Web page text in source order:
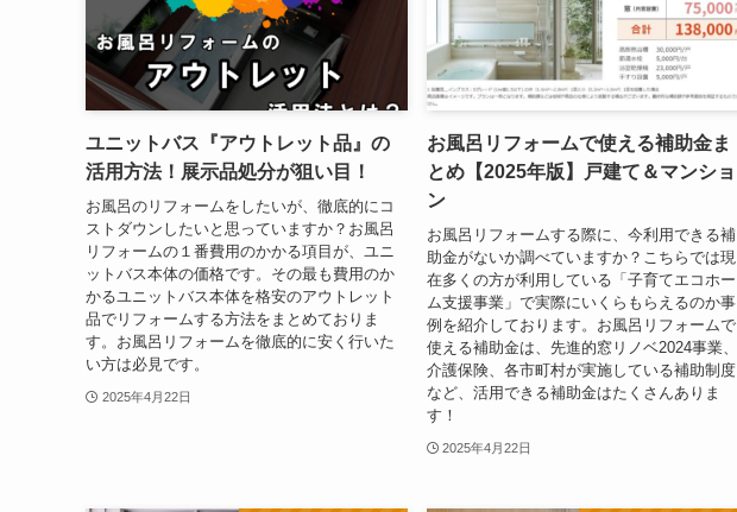
ユニットバス『アウトレット品』の
活用方法！展示品処分が狙い目！
お風呂のリフォームをしたいが、徹底的にコ
ストダウンしたいと思っていますか？お風呂
リフォームの１番費用のかかる項目が、ユニ
ットバス本体の価格です。その最も費用のか
かるユニットバス本体を格安のアウトレット
品でリフォームする方法をまとめておりま
す。お風呂リフォームを徹底的に安く行いた
い方は必見です。
2025年4月22日
お風呂リフォームで使える補助金ま
とめ【2025年版】戸建て＆マンショ
ン
お風呂リフォームする際に、今利用できる補
助金がないか調べていますか？こちらでは現
在多くの方が利用している「子育てエコホー
ム支援事業」で実際にいくらもらえるのか事
例を紹介しております。お風呂リフォームで
使える補助金は、先進的窓リノベ2024事業、
介護保険、各市町村が実施している補助制度
など、活用できる補助金はたくさんありま
す！
2025年4月22日